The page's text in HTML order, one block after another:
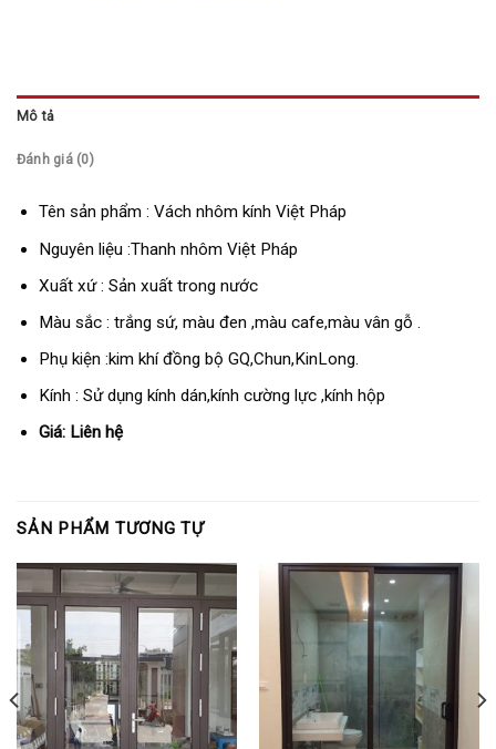
Mô tả
Đánh giá (0)
Tên sản phẩm : Vách nhôm kính Việt Pháp
Nguyên liệu :Thanh nhôm Việt Pháp
Xuất xứ : Sản xuất trong nước
Màu sắc : trắng sứ, màu đen ,màu cafe,màu vân gỗ .
Phụ kiện :kim khí đồng bộ GQ,Chun,KinLong.
Kính : Sử dụng kính dán,kính cường lực ,kính hộp
Giá: Liên hệ
SẢN PHẨM TƯƠNG TỰ